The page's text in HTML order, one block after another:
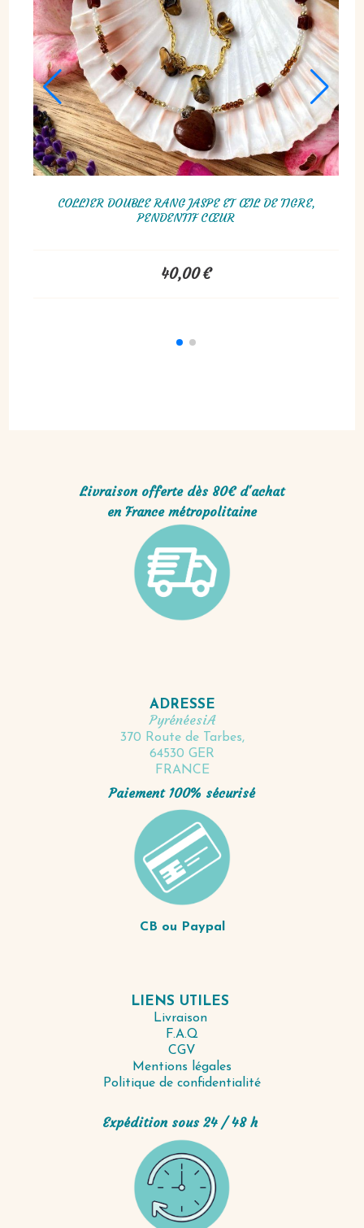
COLLIER DOUBLE RANG JASPE ET ŒIL DE TIGRE,
PENDENTIF CŒUR
40,00€
Livraison offerte dès 80€ d'achat
en France métropolitaine
ADRESSE
PyrénéesiA
370 Route de Tarbes,
64530 GER
FRANCE
Paiement 100% sécurisé
CB ou Paypal
LIENS UTILES
Livraison
F.A.Q
CGV
Mentions légales
Politique de confidentialité
Expédition sous 24 / 48 h